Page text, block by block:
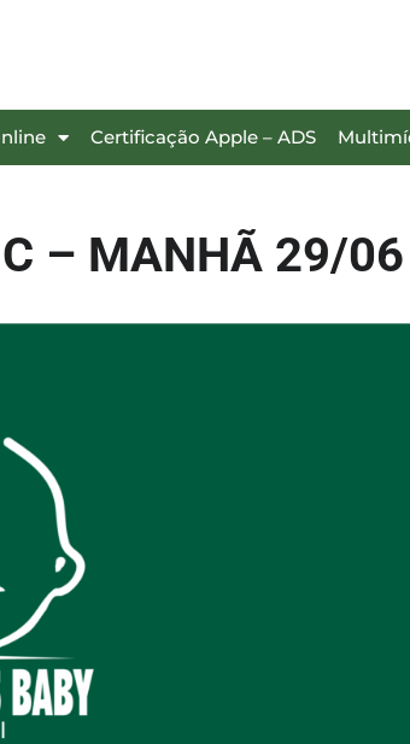
Certificação Apple – ADS
– MANHÃ 29/06